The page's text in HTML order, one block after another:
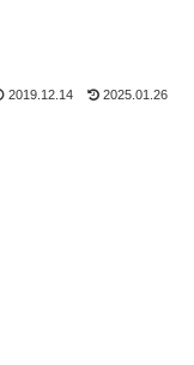
2019.12.14 2025.01.26